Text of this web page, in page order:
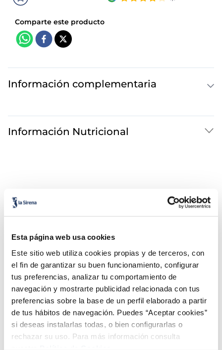
Esta página web usa cookies
Este sitio web utiliza cookies propias y de terceros, con
el fin de garantizar su buen funcionamiento, configurar
tus preferencias, analizar tu comportamiento de
navegación y mostrarte publicidad relacionada con tus
preferencias sobre la base de un perfil elaborado a partir
de tus hábitos de navegación. Puedes “Aceptar cookies”
si deseas instalarlas todas, o bien configurarlas o
rechazar su uso. Para más información consulta
nuestraPolítica de Cookies.
Información complementaria
Información Nutricional
¡Combínalo y hazte un menú de 10!
. pollo